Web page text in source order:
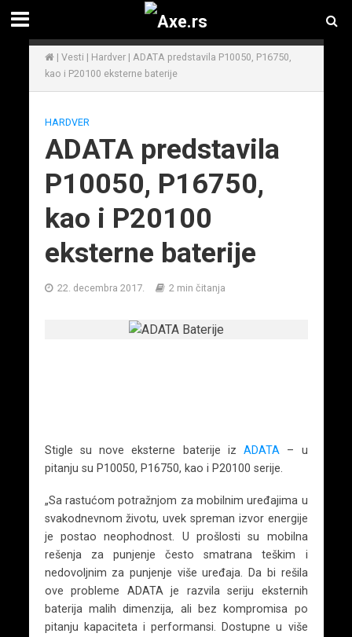
| Vesti | Hardver| ADATA predstavila P10050, P16750,
kao i P20100 eksterne baterije
HARDVER
ADATA predstavila
P10050, P16750,
kao i P20100
eksterne baterije
22. decembra 2017. 2 min čitanja
Stigle su nove eksterne baterije iz ADATA – u
pitanju su P10050, P16750, kao i P20100 serije.
„Sa rastućom potražnjom za mobilnim uređajima u
svakodnevnom životu, uvek spreman izvor energije
je postao neophodnost. U prošlosti su mobilna
rešenja za punjenje često smatrana teškim i
nedovoljnim za punjenje više uređaja. Da bi rešila
ove probleme ADATA je razvila seriju eksternih
baterija malih dimenzija, ali bez kompromisa po
pitanju kapaciteta i performansi. Dostupne u više